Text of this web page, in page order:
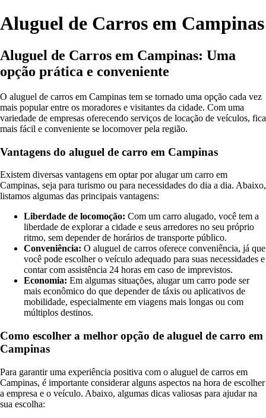
Aluguel de Carros em Campinas
Aluguel de Carros em Campinas: Uma
opção prática e conveniente
O aluguel de carros em Campinas tem se tornado uma opção cada vez
mais popular entre os moradores e visitantes da cidade. Com uma
variedade de empresas oferecendo serviços de locação de veículos, fica
mais fácil e conveniente se locomover pela região.
Vantagens do aluguel de carro em Campinas
Existem diversas vantagens em optar por alugar um carro em
Campinas, seja para turismo ou para necessidades do dia a dia. Abaixo,
listamos algumas das principais vantagens:
Liberdade de locomoção: Com um carro alugado, você tem a
liberdade de explorar a cidade e seus arredores no seu próprio
ritmo, sem depender de horários de transporte público.
Conveniência: O aluguel de carros oferece conveniência, já que
você pode escolher o veículo adequado para suas necessidades e
contar com assistência 24 horas em caso de imprevistos.
Economia: Em algumas situações, alugar um carro pode ser
mais econômico do que depender de táxis ou aplicativos de
mobilidade, especialmente em viagens mais longas ou com
múltiplos destinos.
Como escolher a melhor opção de aluguel de carro em
Campinas
Para garantir uma experiência positiva com o aluguel de carros em
Campinas, é importante considerar alguns aspectos na hora de escolher
a empresa e o veículo. Abaixo, algumas dicas valiosas para ajudar na
sua escolha: